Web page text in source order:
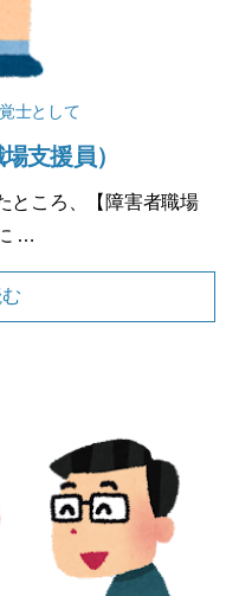
士として
支援員）
ところ、【障害者職場
…